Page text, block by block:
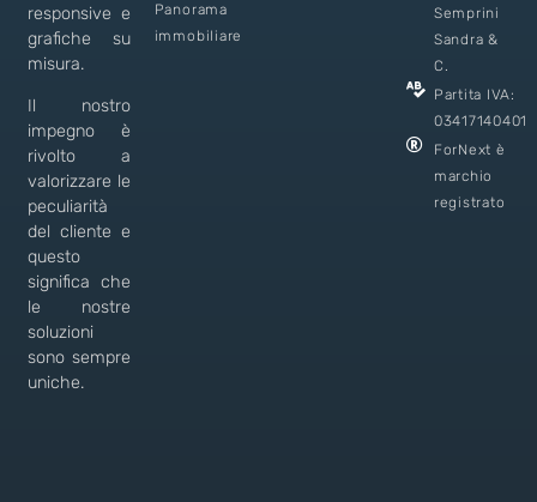
responsive e
grafiche su
misura.
Il nostro
impegno è
rivolto a
valorizzare le
peculiarità
del cliente e
questo
significa che
le nostre
soluzioni
sono sempre
uniche.
Panorama
immobiliare
Semprini
Sandra &
C.
Partita IVA:
03417140401
ForNext è
marchio
registrato